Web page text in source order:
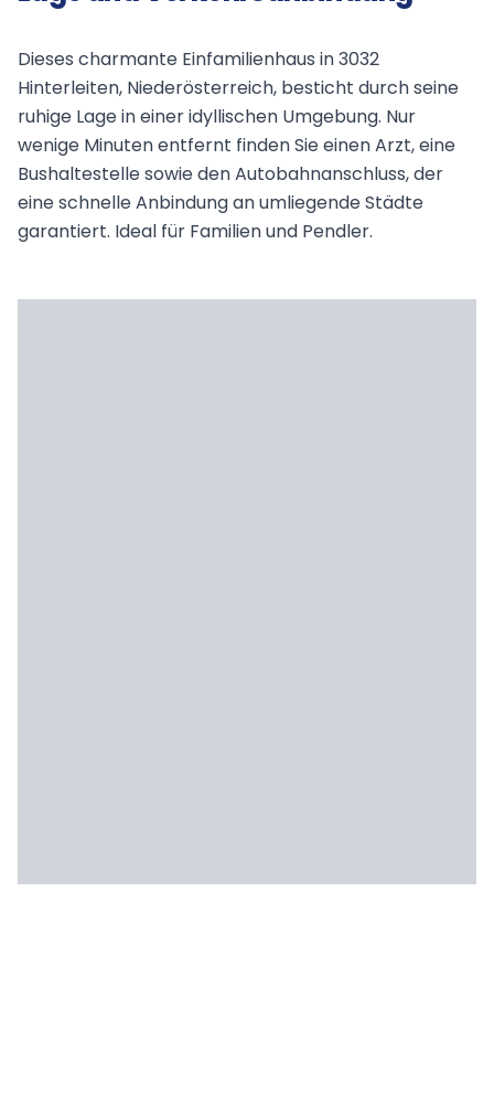
Dieses charmante Einfamilienhaus in 3032
Hinterleiten, Niederösterreich, besticht durch seine
ruhige Lage in einer idyllischen Umgebung. Nur
wenige Minuten entfernt finden Sie einen Arzt, eine
Bushaltestelle sowie den Autobahnanschluss, der
eine schnelle Anbindung an umliegende Städte
garantiert. Ideal für Familien und Pendler.